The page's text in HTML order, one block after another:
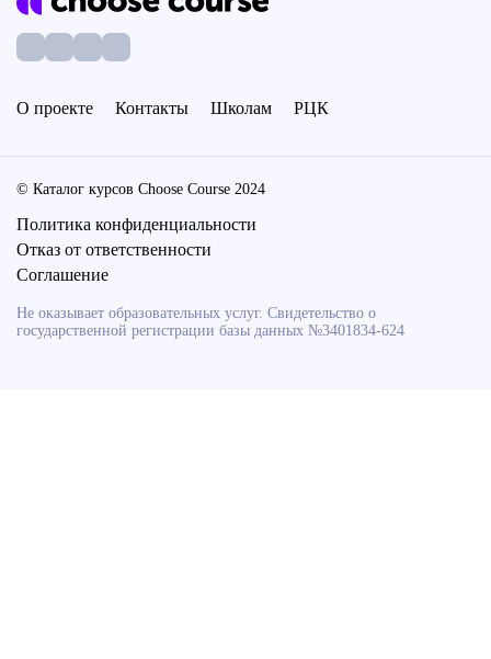
О проекте Контакты Школам РЦК
© Каталог курсов Choose Course 2024
Политика конфиденциальности
Отказ от ответственности
Соглашение
Не оказывает образовательных услуг. Свидетельство о
государственной регистрации базы данных №3401834-624